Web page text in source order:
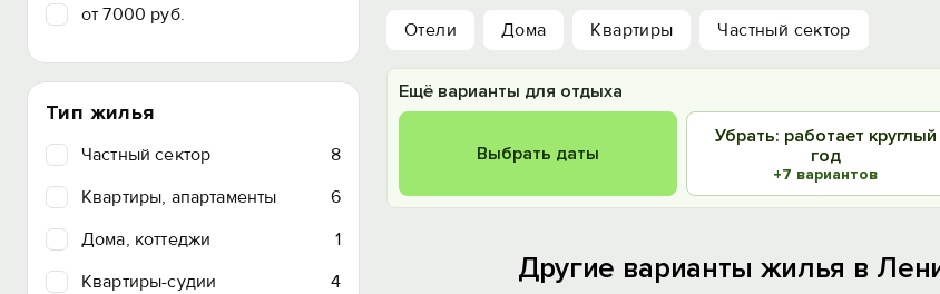
от 7000 руб.
Тип жилья
Частный сектор
8
Квартиры, апартаменты
6
Дома, коттеджи
1
Квартиры-судии
4
Отели Дома Квартиры Частный сектор
Ещё варианты для отдыха
Выбрать даты
Убрать: работает круглый
год
+7 вариантов
Другие варианты жилья в